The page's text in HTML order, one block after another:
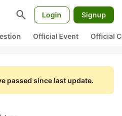
search Login Signup
Official Event Official
passed since last update.